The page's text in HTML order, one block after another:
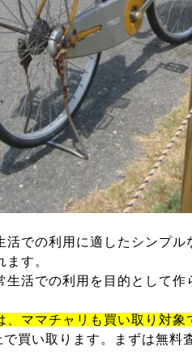
活での利用に適したシンプ
す。
生活での利用を目的として
、ママチャリも買い取り対象
買い取ります。まずは無料